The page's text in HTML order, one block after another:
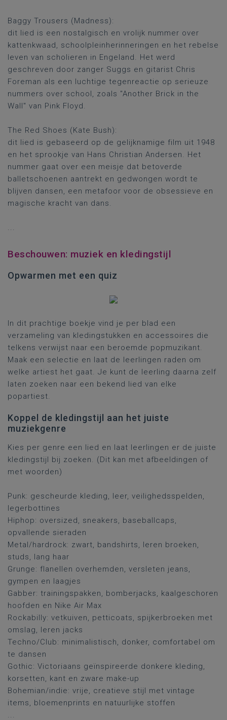
Baggy Trousers (Madness):
dit lied is een nostalgisch en vrolijk nummer over
kattenkwaad, schoolpleinherinneringen en het rebelse
leven van scholieren in Engeland. Het werd
geschreven door zanger Suggs en gitarist Chris
Foreman als een luchtige tegenreactie op serieuze
nummers over school, zoals "Another Brick in the
Wall" van Pink Floyd.
The Red Shoes (Kate Bush):
dit lied is gebaseerd op de gelijknamige film uit 1948
en het sprookje van Hans Christian Andersen. Het
nummer gaat over een meisje dat betoverde
balletschoenen aantrekt en gedwongen wordt te
blijven dansen, een metafoor voor de obsessieve en
magische kracht van dans.
...
Beschouwen: muziek en kledingstijl
Opwarmen met een quiz
In dit prachtige boekje vind je per blad een
verzameling van kledingstukken en accessoires die
telkens verwijst naar een beroemde popmuzikant.
Maak een selectie en laat de leerlingen raden om
welke artiest het gaat. Je kunt de leerling daarna zelf
laten zoeken naar een bekend lied van elke
popartiest.
Koppel de kledingstijl aan het juiste
muziekgenre
Kies per genre een lied en laat leerlingen er de juiste
kledingstijl bij zoeken. (Dit kan met afbeeldingen of
met woorden)
Punk: gescheurde kleding, leer, veilighedsspelden,
legerbottines
Hiphop: oversized, sneakers, baseballcaps,
opvallende sieraden
Metal/hardrock: zwart, bandshirts, leren broeken,
studs, lang haar
Grunge: flanellen overhemden, versleten jeans,
gympen en laagjes
Gabber: trainingspakken, bomberjacks, kaalgeschoren
hoofden en Nike Air Max
Rockabilly: vetkuiven, petticoats, spijkerbroeken met
omslag, leren jacks
Techno/Club: minimalistisch, donker, comfortabel om
te dansen
Gothic: Victoriaans geïnspireerde donkere kleding,
korsetten, kant en zware make-up
Bohemian/indie: vrije, creatieve stijl met vintage
items, bloemenprints en natuurlijke stoffen
...